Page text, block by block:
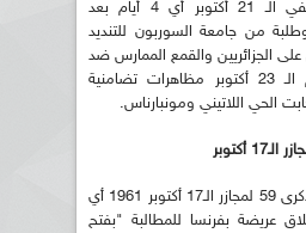
الفرنسيين أنفسهم. ففي الـ 21 أكتوبر أي 4 أيام بعد
من جامعة السوربون للتنديد
الجزائريين والقمع الممارس ضد
المتظاهرين، تلتها يوم الـ 23 أكتوبر مظاهرات تضامنية
الحي اللاتيني ومونبارناس.
أكتوبر
للتذكير بمناسبة احياء الذكرى 59 لمجازر الـ17 أكتوبر 1961 أي
عريضة بفرنسا للمطالبة "بفتح